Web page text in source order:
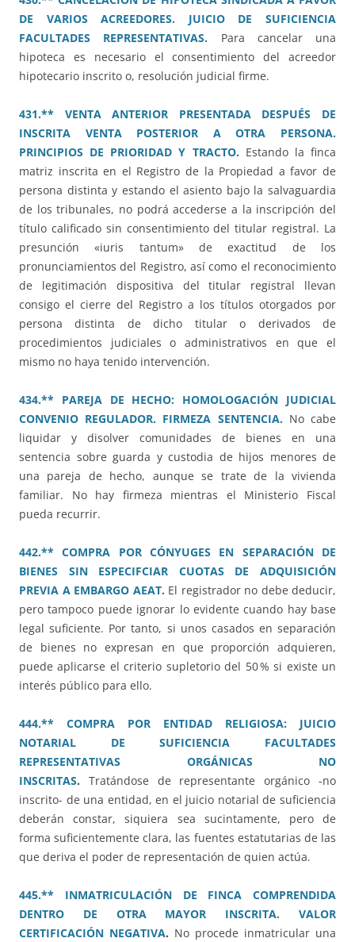
DE VARIOS ACREEDORES. JUICIO DE SUFICIENCIA
FACULTADES REPRESENTATIVAS. Para cancelar una
hipoteca es necesario el consentimiento del acreedor
hipotecario inscrito o, resolución judicial firme.
431.** VENTA ANTERIOR PRESENTADA DESPUÉS DE
INSCRITA VENTA POSTERIOR A OTRA PERSONA.
PRINCIPIOS DE PRIORIDAD Y TRACTO.Estando la finca
matriz inscrita en el Registro de la Propiedad a favor de
persona distinta y estando el asiento bajo la salvaguardia
de los tribunales, no podrá accederse a la inscripción del
título calificado sin consentimiento del titular registral. La
presunción «iuris tantum» de exactitud de los
pronunciamientos del Registro, así como el reconocimiento
de legitimación dispositiva del titular registral llevan
consigo el cierre del Registro a los títulos otorgados por
persona distinta de dicho titular o derivados de
procedimientos judiciales o administrativos en que el
mismo no haya tenido intervención.
434.** PAREJA DE HECHO: HOMOLOGACIÓN JUDICIAL
CONVENIO REGULADOR. FIRMEZA SENTENCIA.No cabe
liquidar y disolver comunidades de bienes en una
sentencia sobre guarda y custodia de hijos menores de
una pareja de hecho, aunque se trate de la vivienda
familiar. No hay firmeza mientras el Ministerio Fiscal
pueda recurrir.
442.** COMPRA POR CÓNYUGES EN SEPARACIÓN DE
BIENES SIN ESPECIFCIAR CUOTAS DE ADQUISICIÓN
PREVIA A EMBARGO AEAT.El registrador no debe deducir,
pero tampoco puede ignorar lo evidente cuando hay base
legal suficiente. Por tanto, si unos casados en separación
de bienes no expresan en que proporción adquieren,
puede aplicarse el criterio supletorio del 50 % si existe un
interés público para ello.
444.** COMPRA POR ENTIDAD RELIGIOSA: JUICIO
NOTARIAL DE SUFICIENCIA FACULTADES
REPRESENTATIVAS ORGÁNICAS NO
INSCRITAS. Tratándose de representante orgánico -no
inscrito- de una entidad, en el juicio notarial de suficiencia
deberán constar, siquiera sea sucintamente, pero de
forma suficientemente clara, las fuentes estatutarias de las
que deriva el poder de representación de quien actúa.
445.** INMATRICULACIÓN DE FINCA COMPRENDIDA
DENTRO DE OTRA MAYOR INSCRITA. VALOR
CERTIFICACIÓN NEGATIVA. No procede inmatricular una